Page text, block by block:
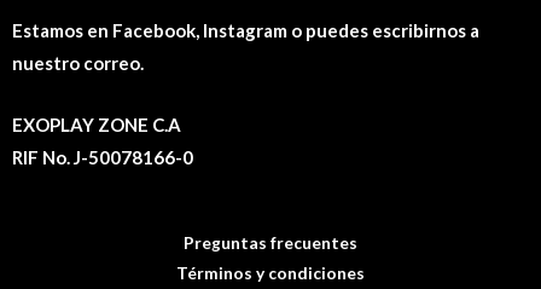
Estamos en Facebook, Instagram o puedes escribirnos a
nuestro correo.
EXOPLAY ZONE C.A
RIF No. J-50078166-0
Preguntas frecuentes
Términos y condiciones